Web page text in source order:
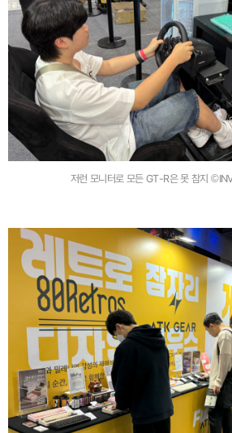
저런 모니터로 모든 GT-R은 못 참지